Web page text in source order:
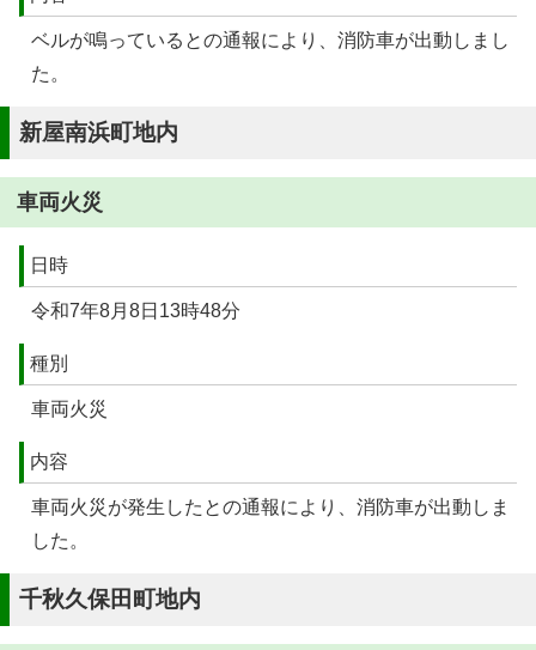
ベルが鳴っているとの通報により、消防車が出動しまし
た。
新屋南浜町地内
車両火災
日時
令和7年8月8日13時48分
種別
車両火災
内容
車両火災が発生したとの通報により、消防車が出動しま
した。
千秋久保田町地内